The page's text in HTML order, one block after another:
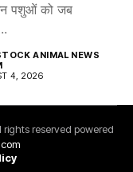
पशुओं को जब
ANIMAL NEWS
4, 2026
reserved powered